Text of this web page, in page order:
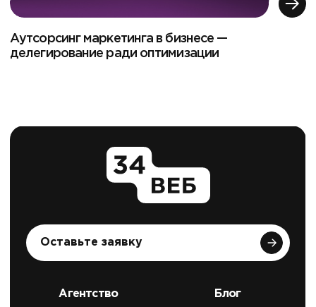
Аутсорсинг маркетинга в бизнесе —
делегирование ради оптимизации
Оставьте заявку
Агентство Блог